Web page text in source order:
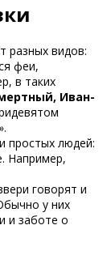
разных видов:
феи,
в таких
Иван-
простых людей:
Например,
говорят и
у них
и заботе о